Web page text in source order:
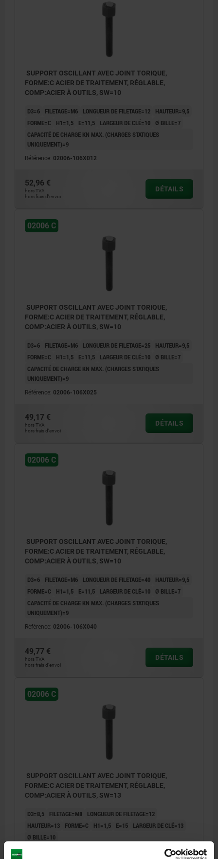
SUPPORT OSCILLANT AVEC JOINT TORIQUE,
FORME:C ACIER DE TRAITEMENT, RÉGLABLE,
COMP:ACIER À OUTILS, SW=10
D3=6 FILETAGE=M6 LONGUEUR DE FILETAGE=12
HAUTEUR=9,5
FORME=C
H1=1,5 E=11,5 LARGEUR DE CLÉ=10
Ø BILLE=7
CAPACITÉ DE CHARGE KN MAX. (CHARGES STATIQUES
UNIQUEMENT)=9
Référence: 02006-106X012
52,96 €
hors TVA
hors frais d’envoi
DÉTAILS
02006 C
SUPPORT OSCILLANT AVEC JOINT TORIQUE,
FORME:C ACIER DE TRAITEMENT, RÉGLABLE,
COMP:ACIER À OUTILS, SW=10
D3=6 FILETAGE=M6 LONGUEUR DE FILETAGE=25
HAUTEUR=9,5
FORME=C
H1=1,5 E=11,5 LARGEUR DE CLÉ=10
Ø BILLE=7
CAPACITÉ DE CHARGE KN MAX. (CHARGES STATIQUES
UNIQUEMENT)=9
Référence: 02006-106X025
49,17 €
hors TVA
hors frais d’envoi
DÉTAILS
02006 C
SUPPORT OSCILLANT AVEC JOINT TORIQUE,
FORME:C ACIER DE TRAITEMENT, RÉGLABLE,
COMP:ACIER À OUTILS, SW=10
D3=6 FILETAGE=M6 LONGUEUR DE FILETAGE=40
HAUTEUR=9,5
FORME=C
H1=1,5 E=11,5 LARGEUR DE CLÉ=10
Ø BILLE=7
CAPACITÉ DE CHARGE KN MAX. (CHARGES STATIQUES
UNIQUEMENT)=9
Référence: 02006-106X040
49,77 €
hors TVA
hors frais d’envoi
DÉTAILS
02006 C
SUPPORT OSCILLANT AVEC JOINT TORIQUE,
FORME:C ACIER DE TRAITEMENT, RÉGLABLE,
COMP:ACIER À OUTILS, SW=13
D3=8,5 FILETAGE=M8
LONGUEUR DE FILETAGE=12
HAUTEUR=13
FORME=C H1=1,5 E=15
LARGEUR DE CLÉ=13
Ø BILLE=10